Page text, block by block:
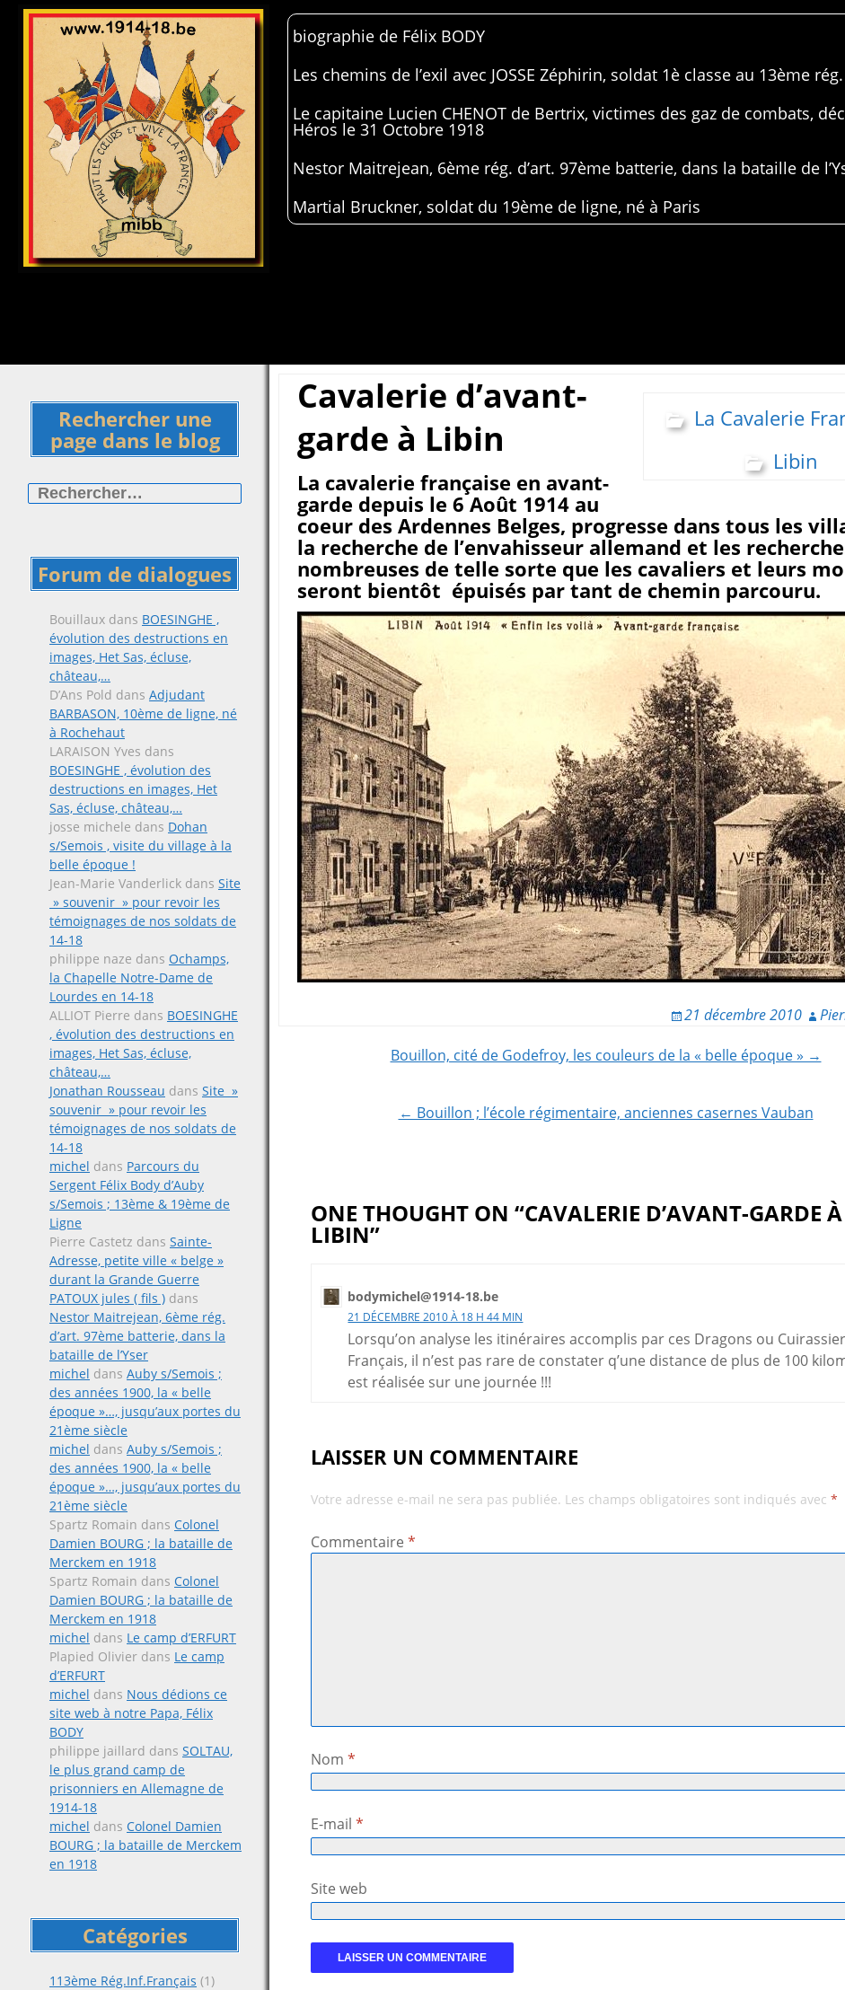
biographie de Félix BODY
Les chemins de l’exil avec JOSSE Zéphirin, soldat 1è classe au 13ème
Le capitaine Lucien CHENOT de Bertrix, victimes des gaz de combats,
Héros le 31 Octobre 1918
Nestor Maitrejean, 6ème rég. d’art. 97ème batterie, dans la bataille de
Martial Bruckner, soldat du 19ème de ligne, né à Paris
Rechercher une
page dans le blog
Forum de dialogues
Bouillaux dans BOESINGHE ,
évolution des destructions en
images, Het Sas, écluse,
château,…
D’Ans Pold dans Adjudant
BARBASON, 10ème de ligne, né
à Rochehaut
LARAISON Yves dans
BOESINGHE , évolution des
destructions en images, Het
Sas, écluse, château,…
josse michele dans Dohan
s/Semois , visite du village à la
belle époque !
Jean-Marie Vanderlick dans Site
» souvenir » pour revoir les
témoignages de nos soldats de
14-18
philippe naze dans Ochamps,
la Chapelle Notre-Dame de
Lourdes en 14-18
ALLIOT Pierre dans BOESINGHE
, évolution des destructions en
images, Het Sas, écluse,
château,…
Jonathan Rousseau dans Site »
souvenir » pour revoir les
témoignages de nos soldats de
14-18
michel dans Parcours du
Sergent Félix Body d’Auby
s/Semois ; 13ème & 19ème de
Ligne
Pierre Castetz dans Sainte-
Adresse, petite ville « belge »
durant la Grande Guerre
PATOUX jules ( fils ) dans
Nestor Maitrejean, 6ème rég.
d’art. 97ème batterie, dans la
bataille de l’Yser
michel dans Auby s/Semois ;
des années 1900, la « belle
époque »…, jusqu’aux portes du
21ème siècle
michel dans Auby s/Semois ;
des années 1900, la « belle
époque »…, jusqu’aux portes du
21ème siècle
Spartz Romain dans Colonel
Damien BOURG ; la bataille de
Merckem en 1918
Spartz Romain dans Colonel
Damien BOURG ; la bataille de
Merckem en 1918
michel dans Le camp d’ERFURT
Plapied Olivier dans Le camp
d’ERFURT
michel dans Nous dédions ce
site web à notre Papa, Félix
BODY
philippe jaillard dans SOLTAU,
le plus grand camp de
prisonniers en Allemagne de
1914-18
michel dans Colonel Damien
BOURG ; la bataille de Merckem
en 1918
Catégories
113ème Rég.Inf.Français (1)
La Cavalerie
Libin
Cavalerie d’avant-
garde à Libin
La cavalerie française en avant-
garde depuis le 6 Août 1914 au
coeur des Ardennes Belges, progresse dans tous les
la recherche de l’envahisseur allemand et les
nombreuses de telle sorte que les cavaliers et leurs
seront bientôt épuisés par tant de chemin parcouru.
21 décembre 2010
navigation
Bouillon, cité de Godefroy, les couleurs de la « belle époque » →
← Bouillon ; l’école régimentaire, anciennes casernes Vauban
ONE THOUGHT ON “CAVALERIE D’AVANT-GARDE À
LIBIN”
bodymichel@1914-18.be
21 DÉCEMBRE 2010 À 18 H 44 MIN
Lorsqu’on analyse les itinéraires accomplis par ces Dragons ou
Français, il n’est pas rare de constater q’une distance de plus de 100
est réalisée sur une journée !!!
LAISSER UN COMMENTAIRE
Votre adresse e-mail ne sera pas publiée. Les champs obligatoires sont indiqués avec*
Commentaire*
Nom*
E-mail*
Site web